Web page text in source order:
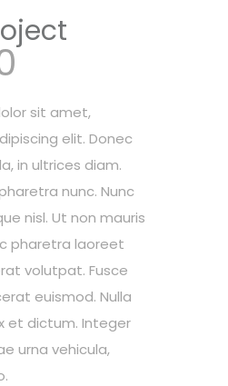
sit amet,
elit. Donec
in ultrices diam.
nunc. Nunc
nisl. Ut non mauris
pharetra laoreet
volutpat. Fusce
euismod. Nulla
et dictum. Integer
urna vehicula,